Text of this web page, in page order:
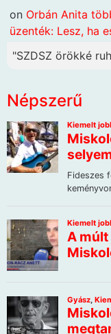
on Orbán Anita
üzenték: Lesz, ha
"SZDSZ örökké
Népszerű